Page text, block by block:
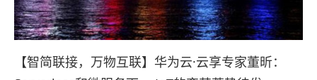
【智简联接，万物互联】华为云·云享专家董昕：